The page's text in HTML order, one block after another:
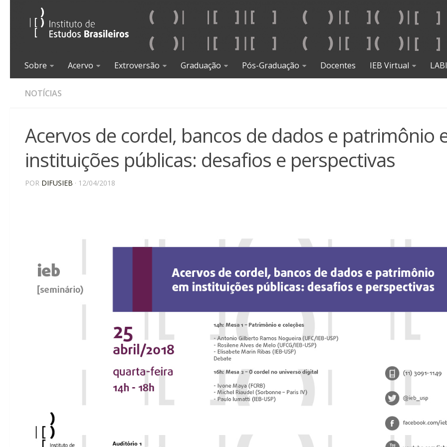
Sobre Acervo Extroversão Graduação Pós-Graduação Docentes IEB Virtual
NOTÍCIAS
Acervos de cordel, bancos de dados e patrimônio
instituições públicas: desafios e perspectivas
POR DIFUSIEB · 12/04/2018